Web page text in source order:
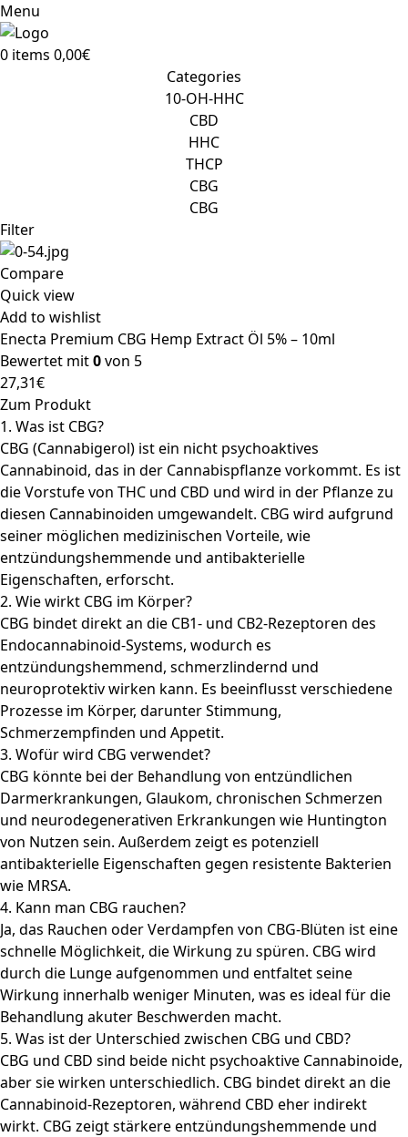
Menu
0 items 0,00€
Categories
10-OH-HHC
CBD
HHC
THCP
CBG
CBG
Filter
Compare
Quick view
Add to wishlist
Enecta Premium CBG Hemp Extract Öl 5% – 10ml
Bewertet mit0von 5
27,31€
Zum Produkt
1. Was ist CBG?
CBG (Cannabigerol) ist ein nicht psychoaktives
Cannabinoid, das in der Cannabispflanze vorkommt. Es ist
die Vorstufe von THC und CBD und wird in der Pflanze zu
diesen Cannabinoiden umgewandelt. CBG wird aufgrund
seiner möglichen medizinischen Vorteile, wie
entzündungshemmende und antibakterielle
Eigenschaften, erforscht.
2. Wie wirkt CBG im Körper?
CBG bindet direkt an die CB1- und CB2-Rezeptoren des
Endocannabinoid-Systems, wodurch es
entzündungshemmend, schmerzlindernd und
neuroprotektiv wirken kann. Es beeinflusst verschiedene
Prozesse im Körper, darunter Stimmung,
Schmerzempfinden und Appetit.
3. Wofür wird CBG verwendet?
CBG könnte bei der Behandlung von entzündlichen
Darmerkrankungen, Glaukom, chronischen Schmerzen
und neurodegenerativen Erkrankungen wie Huntington
von Nutzen sein. Außerdem zeigt es potenziell
antibakterielle Eigenschaften gegen resistente Bakterien
wie MRSA.
4. Kann man CBG rauchen?
Ja, das Rauchen oder Verdampfen von CBG-Blüten ist eine
schnelle Möglichkeit, die Wirkung zu spüren. CBG wird
durch die Lunge aufgenommen und entfaltet seine
Wirkung innerhalb weniger Minuten, was es ideal für die
Behandlung akuter Beschwerden macht.
5. Was ist der Unterschied zwischen CBG und CBD?
CBG und CBD sind beide nicht psychoaktive Cannabinoide,
aber sie wirken unterschiedlich. CBG bindet direkt an die
Cannabinoid-Rezeptoren, während CBD eher indirekt
wirkt. CBG zeigt stärkere entzündungshemmende und